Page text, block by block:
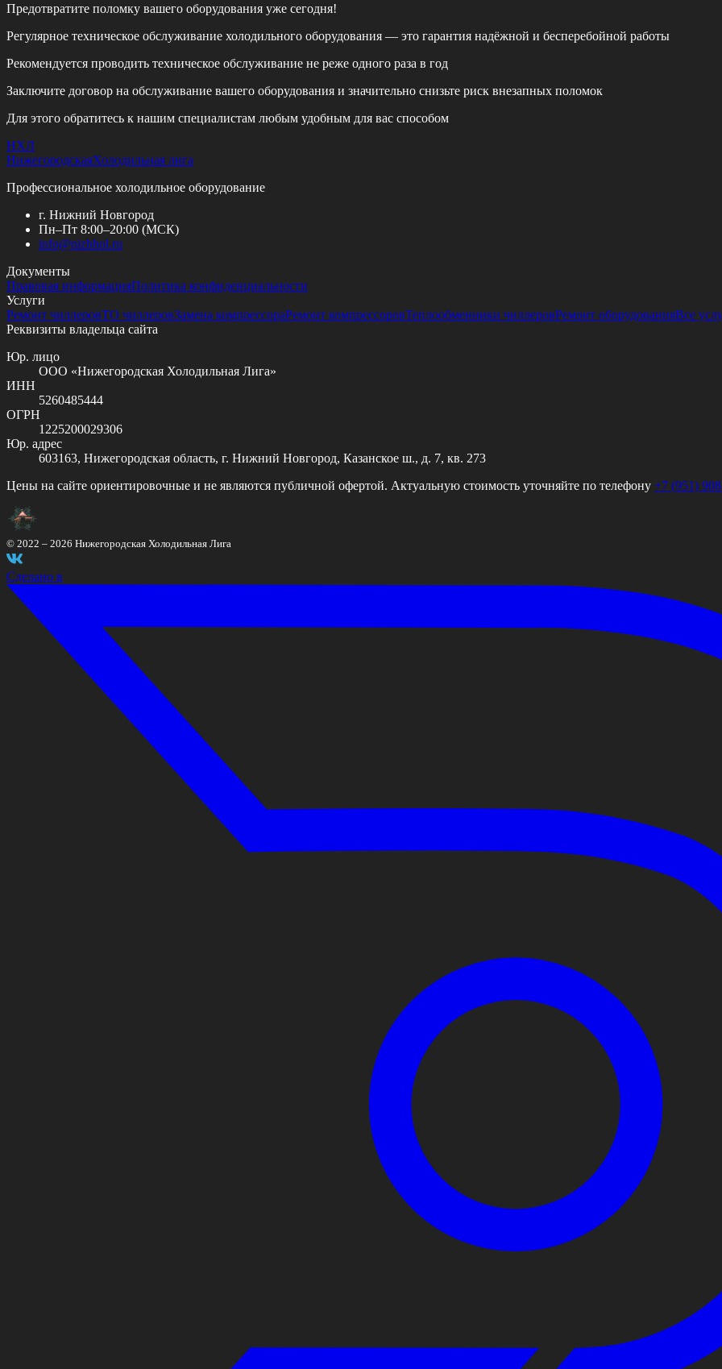
Предотвратите поломку вашего оборудования уже сегодня!
Регулярное техническое обслуживание холодильного оборудования — это гарантия надёжной и бесперебойной работы
Рекомендуется проводить техническое обслуживание не реже одного раза в год
Заключите договор на обслуживание вашего оборудования и значительно снизьте риск внезапных поломок
Для этого обратитесь к нашим специалистам любым удобным для вас способом
НХЛ
НижегородскаяХолодильная лига
Профессиональное холодильное оборудование
г. Нижний Новгород
Пн–Пт 8:00–20:00 (МСК)
info@nizhhol.ru
Документы
Правовая информацияПолитика конфиденциальности
Услуги
Ремонт чиллеровТО чиллеровЗамена компрессораРемонт компрессоровТеплообменники чиллеровРемонт оборудованияВсе
Реквизиты владельца сайта
Юр. лицо
ООО «Нижегородская Холодильная Лига»
ИНН
5260485444
ОГРН
1225200029306
Юр. адрес
603163, Нижегородская область, г. Нижний Новгород, Казанское ш., д. 7, кв. 273
Цены на сайте ориентировочные и не являются публичной офертой. Актуальную стоимость уточняйте по телефону +7 (951)
© 2022 – 2026 Нижегородская Холодильная Лига
Сделано в